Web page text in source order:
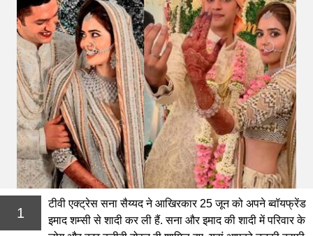
1
टीवी एक्ट्रेस सना सैय्यद ने आखिरकार 25 जून को अपने ब्वॉयफ्रेंड
इमाद शम्सी से शादी कर ली हैं. सना और इमाद की शादी में परिवार के